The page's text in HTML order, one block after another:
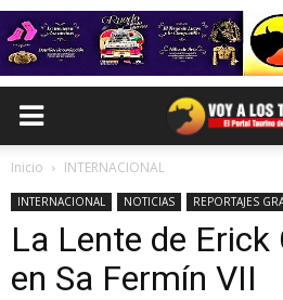
Inicio INTERNACIONAL
INTERNACIONAL NOTICIAS REPORTAJES
La Lente de
en Sa Fermín VII